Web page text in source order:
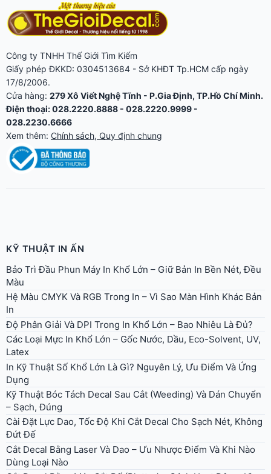
Công ty TNHH Thế Giới Tìm Kiếm
Giấy phép ĐKKD: 0304513684 - Sở KHĐT Tp.HCM cấp ngày
17/8/2006.
Cửa hàng: 279 Xô Viết Nghệ Tĩnh - P.Gia Định, TP.Hồ Chí Minh.
Điện thoại: 028.2220.8888 - 028.2220.9999 -
028.2230.6666
Xem thêm: Chính sách, Quy định chung
KỸ THUẬT IN ẤN
Bảo Trì Đầu Phun Máy In Khổ Lớn – Giữ Bản In Bền Nét, Đều
Màu
Hệ Màu CMYK Và RGB Trong In – Vì Sao Màn Hình Khác Bản
In
Độ Phân Giải Và DPI Trong In Khổ Lớn – Bao Nhiêu Là Đủ?
Các Loại Mực In Khổ Lớn – Gốc Nước, Dầu, Eco-Solvent, UV,
Latex
In Kỹ Thuật Số Khổ Lớn Là Gì? Nguyên Lý, Ưu Điểm Và Ứng
Dụng
Kỹ Thuật Bóc Tách Decal Sau Cắt (Weeding) Và Dán Chuyển
– Sạch, Đúng
Cài Đặt Lực Dao, Tốc Độ Khi Cắt Decal Cho Sạch Nét, Không
Đứt Đế
Cắt Decal Bằng Laser Và Dao – Ưu Nhược Điểm Và Khi Nào
Dùng Loại Nào